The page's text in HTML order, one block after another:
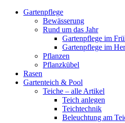
Gartenpflege
Bewässerung
Rund um das Jahr
Gartenpflege im
Gartenpflege im
Pflanzen
Pflanzkübel
Rasen
Gartenteich & Pool
Teiche – alle Artikel
Teich anlegen
Teichtechnik
Beleuchtung am